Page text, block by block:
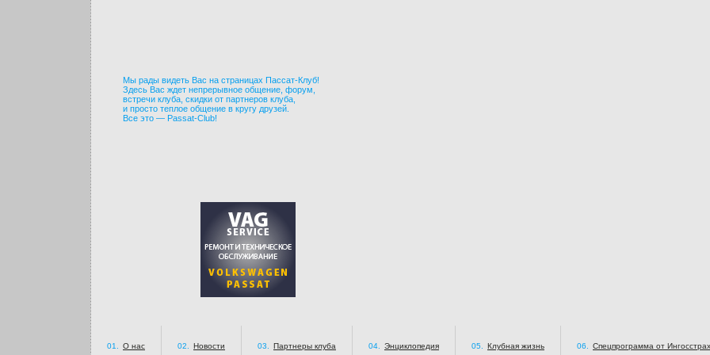
Мы рады видеть Вас на страницах Пассат-Клуб!
Здесь Вас ждет непрерывное общение, форум,
встречи клуба, скидки от партнеров клуба,
и просто теплое общение в кругу друзей.
Все это — Passat-Club!
01. О нас 02. Новости 03. Партнеры клуба 04. Энциклопедия 05. Клубная жизнь 06. Спецпрограмма от